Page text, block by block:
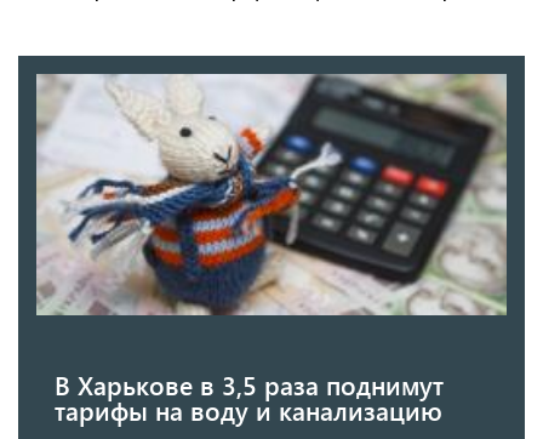
В Харькове в 3,5 раза поднимут
тарифы на воду и канализацию